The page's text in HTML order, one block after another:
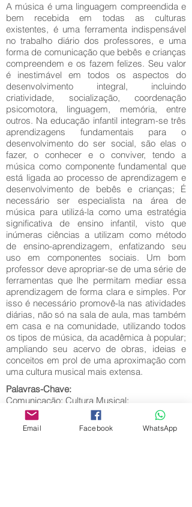
A música é uma linguagem compreendida e
bem recebida em todas as culturas
existentes, é uma ferramenta indispensável
no trabalho diário dos professores, e uma
forma de comunicação que bebês e crianças
compreendem e os fazem felizes. Seu valor
é inestimável em todos os aspectos do
desenvolvimento integral, incluindo
criatividade, socialização, coordenação
psicomotora, linguagem, memória, entre
outros. Na educação infantil integram-se três
aprendizagens fundamentais para o
desenvolvimento do ser social, são elas o
fazer, o conhecer e o conviver, tendo a
música como componente fundamental que
está ligada ao processo de aprendizagem e
desenvolvimento de bebês e crianças; É
necessário ser especialista na área de
música para utilizá-la como uma estratégia
significativa de ensino infantil, visto que
inúmeras ciências a utilizam como método
de ensino-aprendizagem, enfatizando seu
uso em componentes sociais. Um bom
professor deve apropriar-se de uma série de
ferramentas que lhe permitam mediar essa
aprendizagem de forma clara e simples. Por
isso é necessário promovê-la nas atividades
diárias, não só na sala de aula, mas também
em casa e na comunidade, utilizando todos
os tipos de música, da acadêmica à popular;
ampliando seu acervo de obras, ideias e
conceitos em prol de uma aproximação com
uma cultura musical mais extensa.
Palavras-Chave:
Comunicação; Cultura Musical;
Desenvolvimento.
Email Facebook WhatsApp